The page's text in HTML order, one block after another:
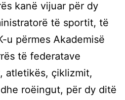
kanë vijuar për dy
të sportit, të
u përmes Akademisë
të federatave
atletikës, çiklizmit,
roëingut, për dy ditë